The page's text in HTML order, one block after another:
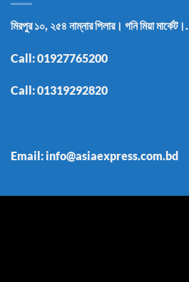
মিরপুর ১০, ২৫৪ নাম্নার পিলার। গনি মিয়া মার্কেট।.
Call:01927765200
Call:01319292820
Email: info@asiaexpress.com.bd